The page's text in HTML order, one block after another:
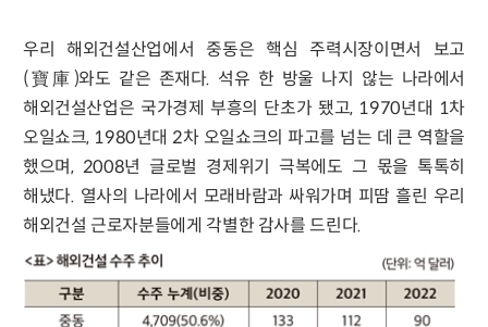
우리 해외건설산업에서 중동은 핵심 주력시장이면서 보고
(寶庫)와도 같은 존재다. 석유 한 방울 나지 않는 나라에서
해외건설산업은 국가경제 부흥의 단초가 됐고, 1970년대 1차
오일쇼크, 1980년대 2차 오일쇼크의 파고를 넘는 데 큰 역할을
했으며, 2008년 글로벌 경제위기 극복에도 그 몫을 톡톡히
해냈다. 열사의 나라에서 모래바람과 싸워가며 피땀 흘린 우리
해외건설 근로자분들에게 각별한 감사를 드린다.